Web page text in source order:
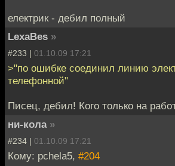
електрик - дебил полный
LexaBes »
#233 | 01.10.09 17:21
>"по ошибке соединил линию
телефонной"
Писец, дебил! Кого только на
ни-кола »
#234 | 01.10.09 17:21
Кому: pchela5, #204